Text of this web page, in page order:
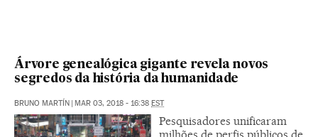
Árvore genealógica gigante revela novos
segredos da história da humanidade
BRUNO MARTÍN | MAR 03, 2018 - 16:38 EST
Pesquisadores unificaram